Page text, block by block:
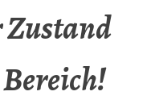
Zustand